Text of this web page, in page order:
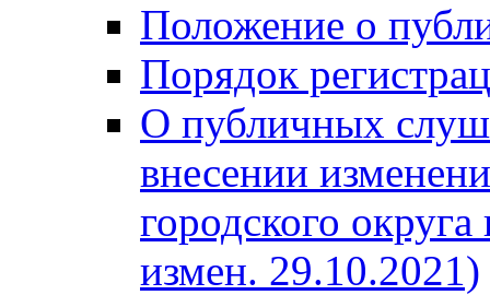
Положение о
Порядок
О публичных
внесении
городского
измен. 29.10.2021)